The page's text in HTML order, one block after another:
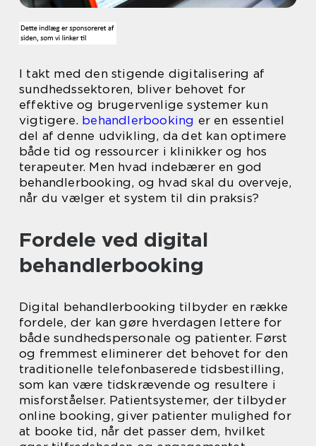
I takt med den stigende digitalisering af
sundhedssektoren, bliver behovet for
effektive og brugervenlige systemer kun
vigtigere. behandlerbooking er en essentiel
del af denne udvikling, da det kan optimere
både tid og ressourcer i klinikker og hos
terapeuter. Men hvad indebærer en god
behandlerbooking, og hvad skal du overveje,
når du vælger et system til din praksis?
Fordele ved digital
behandlerbooking
Digital behandlerbooking tilbyder en række
fordele, der kan gøre hverdagen lettere for
både sundhedspersonale og patienter. Først
og fremmest eliminerer det behovet for den
traditionelle telefonbaserede tidsbestilling,
som kan være tidskrævende og resultere i
misforståelser. Patientsystemer, der tilbyder
online booking, giver patienter mulighed for
at booke tid, når det passer dem, hvilket